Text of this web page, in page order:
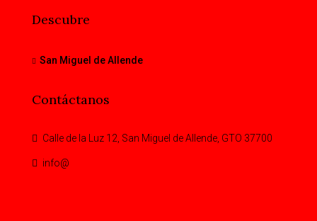
Descubre
San Miguel de Allende
Contáctanos
Calle de la Luz 12, San Miguel de Allende, GTO 37700
info@